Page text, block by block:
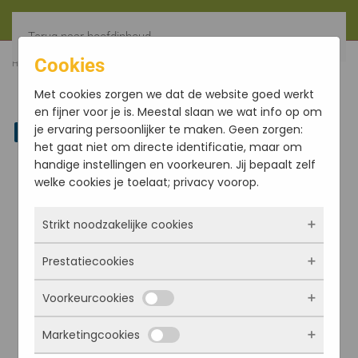
Terug naar hoofdinhoud
HOME FILTER
Linkedin
Cookies
Met cookies zorgen we dat de website goed werkt
en fijner voor je is. Meestal slaan we wat info op om
je ervaring persoonlijker te maken. Geen zorgen:
het gaat niet om directe identificatie, maar om
handige instellingen en voorkeuren. Jij bepaalt zelf
welke cookies je toelaat; privacy voorop.
Strikt noodzakelijke cookies
Deze cookies zorgen ervoor dat de website
überhaupt werkt. Ze zijn dus altijd actief en
kunnen niet worden uitgezet. Meestal worden
ze alleen geplaatst als jij iets doet, zoals
inloggen, een formulier invullen of je
Prestatiecookies
Met deze cookies zien we hoe vaak onze site
bezocht wordt, waar bezoekers vandaan
komen en welke pagina’s populair zijn. Zo
Voorkeurcookies
Deze cookies onthouden jouw voorkeuren.
Marketingcookies